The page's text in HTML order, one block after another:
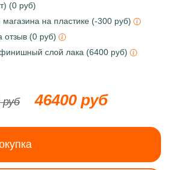
(0 руб)
магазина на пластике (-300 руб)
отзыв (0 руб)
слой лака (6400 руб)
46400 руб